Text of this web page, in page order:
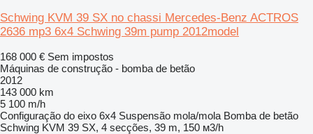
Schwing KVM 39 SX no chassi Mercedes-Benz ACTROS
2636 mp3 6x4 Schwing 39m pump 2012model
168 000 € Sem impostos
Máquinas de construção - bomba de betão
2012
143 000 km
5 100 m/h
Configuração do eixo 6x4 Suspensão mola/mola Bomba de betão
Schwing KVM 39 SX, 4 secções, 39 m, 150 м3/h